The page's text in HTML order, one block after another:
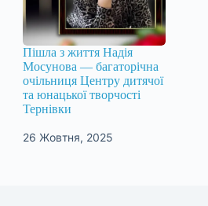
Пішла з життя Надія
Мосунова — багаторічна
очільниця Центру дитячої
та юнацької творчості
Тернівки
26 Жовтня, 2025